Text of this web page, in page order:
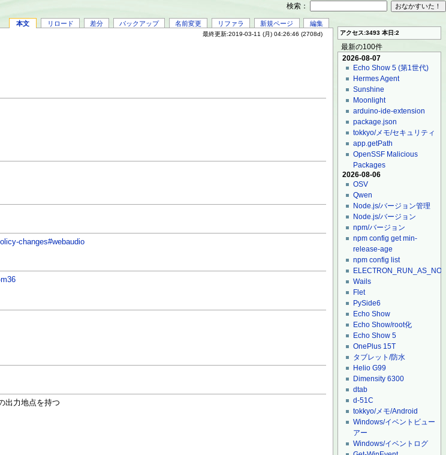
本文 リロード 差分 バックアップ 名前変更 リファラ 新規ページ 編集
最終更新:2019-03-11 (月) 04:26:46 (2708d)
changes#webaudio
出力地点を持つ
アクセス:3493 本日:2
最新の100件
2026-08-07
Echo Show 5 (第1世代)
Hermes Agent
Sunshine
Moonlight
arduino-ide-extension
package.json
tokkyo/メモ/セキュリティ
app.getPath
OpenSSF Malicious
Packages
2026-08-06
OSV
Qwen
Node.js/バージョン管理
Node.js/バージョン
npm/バージョン
npm config get min-
release-age
npm config list
Wails
Flet
PySide6
Echo Show
Echo Show/root化
Echo Show 5
OnePlus 15T
タブレット/防水
Helio G99
Dimensity 6300
dtab
d-51C
tokkyo/メモ/Android
Windows/イベントビュー
アー
Windows/イベントログ
検索：